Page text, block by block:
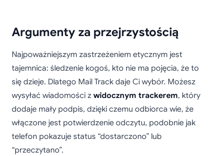
Argumenty za przejrzystością
Najpoważniejszym zastrzeżeniem etycznym jest
tajemnica: śledzenie kogoś, kto nie ma pojęcia, że to
się dzieje. Dlatego Mail Track daje Ci wybór. Możesz
wysyłać wiadomości z widocznym trackerem, który
dodaje mały podpis, dzięki czemu odbiorca wie, że
włączone jest potwierdzenie odczytu, podobnie jak
telefon pokazuje status “dostarczono” lub
“przeczytano”.